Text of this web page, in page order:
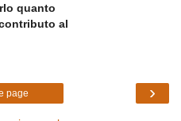
quanto
al
›
page